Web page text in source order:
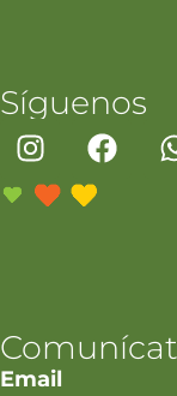
Síguenos
Email